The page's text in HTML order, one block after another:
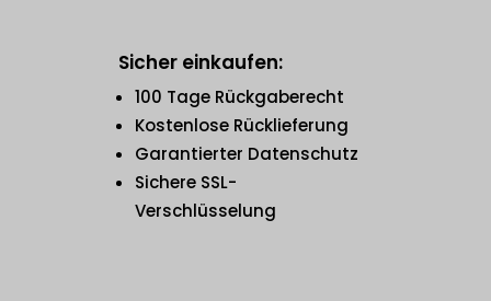
Sicher einkaufen:
100 Tage Rückgaberecht
Kostenlose Rücklieferung
Garantierter Datenschutz
Sichere SSL-
Verschlüsselung